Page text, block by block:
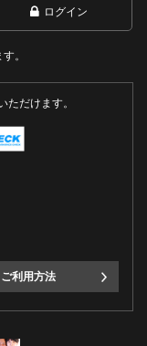
ログイン
。
ただけます。
ご利用方法